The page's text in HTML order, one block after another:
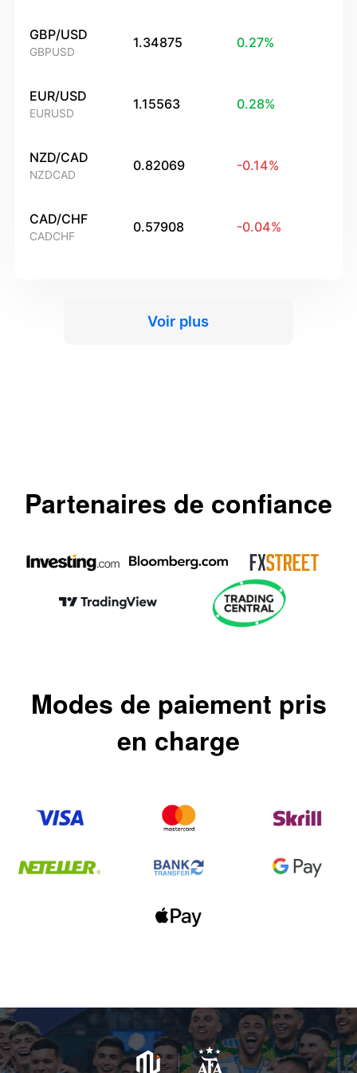
GBP/USD
GBPUSD
1.34875 0.27%
EUR/USD
EURUSD
1.15563 0.28%
NZD/CAD
NZDCAD
0.82069 -0.14%
CAD/CHF
CADCHF
0.57908 -0.04%
Voir plus
Partenaires de confiance
Modes de paiement pris
en charge